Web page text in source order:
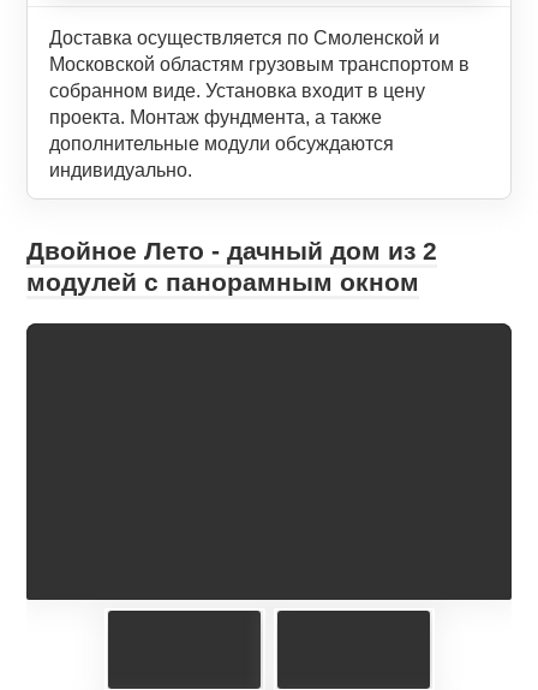
Доставка осуществляется по Смоленской и
Московской областям грузовым транспортом в
собранном виде. Установка входит в цену
проекта. Монтаж фундмента, а также
дополнительные модули обсуждаются
индивидуально.
Двойное Лето - дачный дом из 2
модулей с панорамным окном